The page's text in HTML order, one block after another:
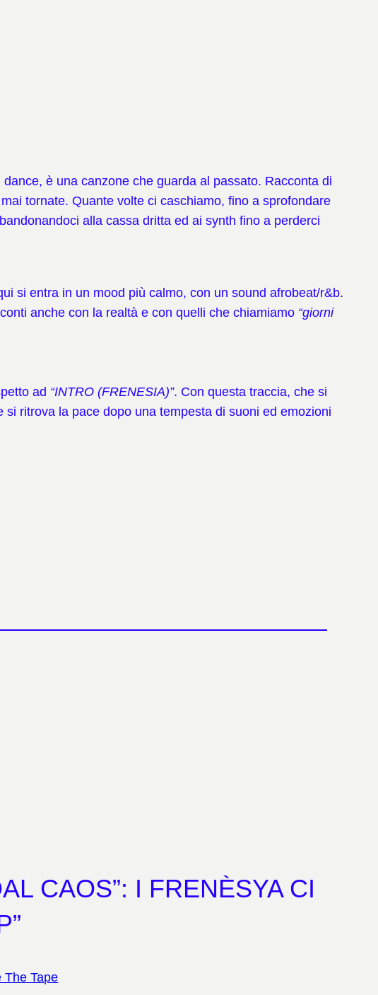
è una canzone che guarda al passato. Racconta di
tornate. Quante volte ci caschiamo, fino a sprofondare
alla cassa dritta ed ai synth fino a perderci
si entra in un mood più calmo, con un sound afrobeat/r&b.
anche con la realtà e con quelli che chiamiamo “giorni
ad “INTRO (FRENESIA)”. Con questa traccia, che si
ritrova la pace dopo una tempesta di suoni ed emozioni
CAOS”: I FRENÈSYA CI
The Tape